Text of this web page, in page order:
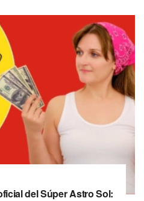
del Súper Astro Sol: